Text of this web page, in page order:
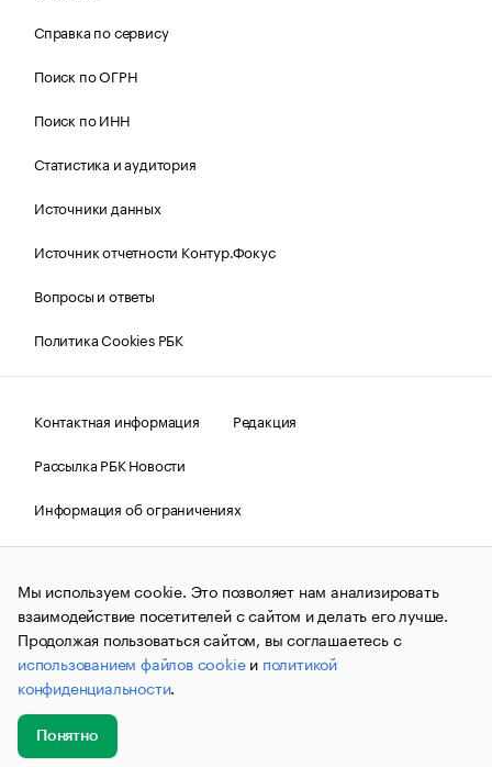
Справка по сервису
Поиск по ОГРН
Поиск по ИНН
Статистика и аудитория
Источники данных
Источник отчетности Контур.Фокус
Вопросы и ответы
Политика Cookies РБК
Контактная информация
Редакция
Рассылка РБК Новости
Информация об ограничениях
Правовая информация
О соблюдении авторских прав
© АО «РОСБИЗНЕСКОНСАЛТИНГ»,1995–2026.Сообщения
и материалы информационного агентства «РБК»
(зарегистрировано Федеральной службой по надзору в сфере
связи, информационных технологий и массовых
коммуникаций (Роскомнадзор) 09.12.2015 за номером ИА
№ФС77-63848) сопровождаются пометкой «РБК». Отдельные
публикации могут содержать информацию,
не предназначенную для пользователей
до 18 лет.
Мы используем cookie. Это позволяет нам анализировать
взаимодействие посетителей с сайтом и делать его лучше.
Продолжая пользоваться сайтом, вы соглашаетесь с
использованием файлов cookieи политикой
конфиденциальности.
Понятно